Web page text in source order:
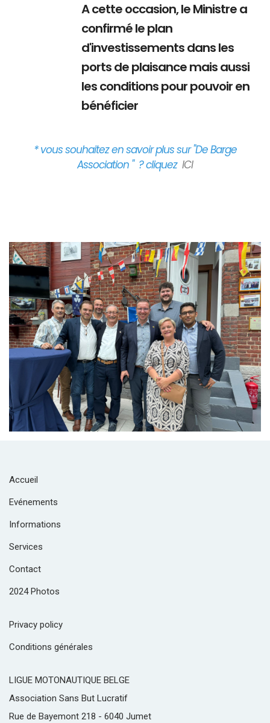
A cette occasion, le Ministre a
confirmé le plan
d'investissements dans les
ports de plaisance mais aussi
les conditions pour pouvoir en
bénéficier
* vous souhaitez en savoir plus sur "De Barge
Association " ? cliquez ICI
Branding
ARMCHAIR
Accueil
Evénements
Informations
Services
Contact
2024 Photos
Privacy policy
Conditions générales
LIGUE MOTONAUTIQUE BELGE
Association Sans But Lucratif
Rue de Bayemont 218 - 6040 Jumet